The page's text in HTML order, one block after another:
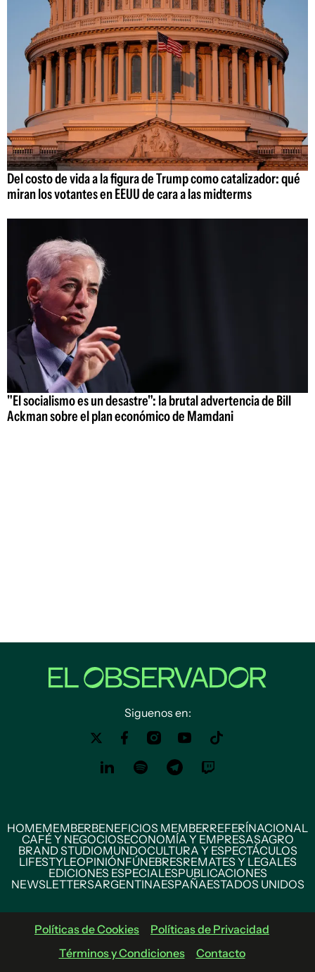
Del costo de vida a la figura de Trump como catalizador: qué
miran los votantes en EEUU de cara a las midterms
"El socialismo es un desastre": la brutal advertencia de Bill
Ackman sobre el plan económico de Mamdani
Siguenos en:
HOMEMEMBERBENEFICIOS MEMBERREFERÍNACIONAL
CAFÉ Y NEGOCIOSECONOMÍA Y EMPRESASAGRO
BRAND STUDIOMUNDOCULTURA Y ESPECTÁCULOS
LIFESTYLEOPINIÓNFÚNEBRESREMATES Y LEGALES
EDICIONES ESPECIALESPUBLICACIONES
NEWSLETTERSARGENTINAESPAÑAESTADOS UNIDOS
Políticas de Cookies
Políticas de Privacidad
Términos y Condiciones
Contacto